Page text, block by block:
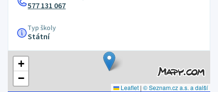
577 131 067
Typ školy
Státní
+
−
Leaflet | © Seznam.cz a.s. a další